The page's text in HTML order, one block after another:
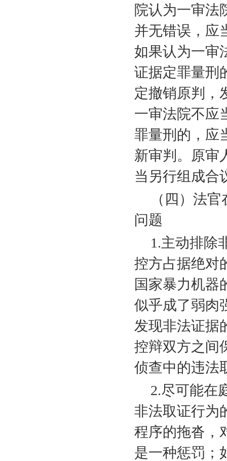
院认为一审法
并无错误，应
如果认为一审
证据定罪量刑
定撤销原判，
一审法院不应
罪量刑的，应
新审判。原审
当另行组成合
（四）法
问题
1.主动排除
控方占据绝对
国家暴力机器
似乎成了弱肉
发现非法证据
控辩双方之间
侦查中的违法
2.尽可能在
非法取证行为
程序的拖沓，
是一种惩罚；